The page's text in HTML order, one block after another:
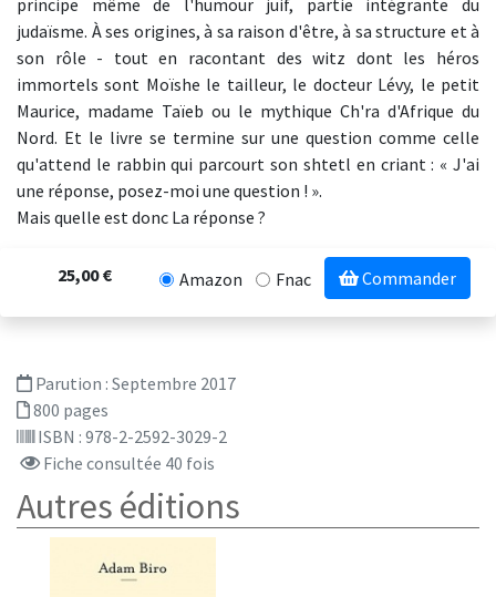
principe même de l'humour juif, partie intégrante du
judaïsme. À ses origines, à sa raison d'être, à sa structure et à
son rôle - tout en racontant des witz dont les héros
immortels sont Moïshe le tailleur, le docteur Lévy, le petit
Maurice, madame Taïeb ou le mythique Ch'ra d'Afrique du
Nord. Et le livre se termine sur une question comme celle
qu'attend le rabbin qui parcourt son shtetl en criant : « J'ai
une réponse, posez-moi une question ! ».
Mais quelle est donc La réponse ?
25,00 € Amazon Fnac Commander
Parution : Septembre 2017
800 pages
ISBN : 978-2-2592-3029-2
Fiche consultée 40 fois
Autres éditions